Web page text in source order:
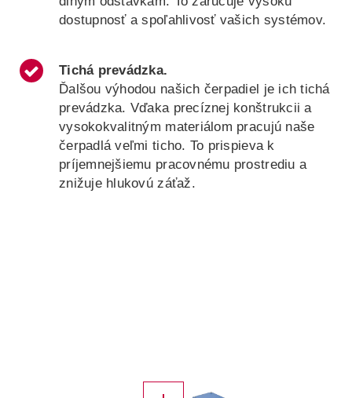
dostupnosť a spoľahlivosť vašich systémov.
Tichá prevádzka.
Ďalšou výhodou našich čerpadiel je ich tichá
prevádzka. Vďaka precíznej konštrukcii a
vysokokvalitným materiálom pracujú naše
čerpadlá veľmi ticho. To prispieva k
príjemnejšiemu pracovnému prostrediu a
znižuje hlukovú záťaž.